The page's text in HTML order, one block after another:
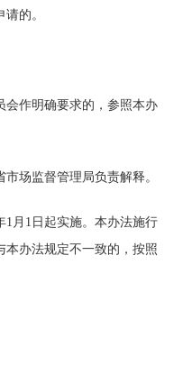
的。
作明确要求的，参照本办
场监督管理局负责解释。
月1日起实施。本办法施行
本办法规定不一致的，按照